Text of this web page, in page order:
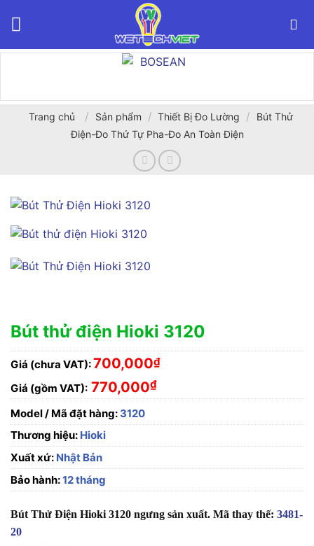
Trang chủ / Sản phẩm / Thiết Bị Đo Lường /
Bút Thử
Điện-Đo Thứ Tự Pha-Đo An Toàn Điện
Bút thử điện Hioki 3120
Giá (chưa VAT):700,000₫
Giá (gồm VAT): 770,000₫
Model / Mã đặt hàng: 3120
Thương hiệu: Hioki
Xuất xứ: Nhật Bản
Bảo hành:12 tháng
Bút Thử Điện Hioki 3120 ngưng sản xuất. Mã thay thế: 3481-
20